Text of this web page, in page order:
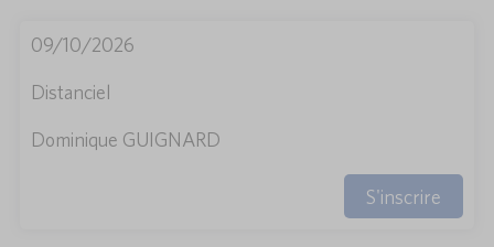
09/10/2026
Distanciel
Dominique GUIGNARD
S'inscrire